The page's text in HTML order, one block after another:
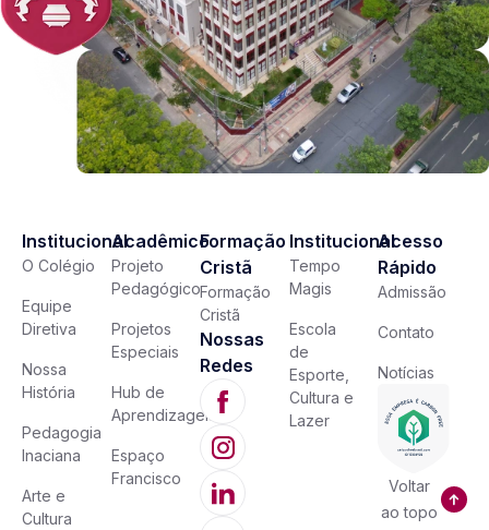
Institucional
O Colégio
Equipe
Diretiva
Nossa
História
Pedagogia
Inaciana
Arte e
Cultura
Acadêmico
Projeto
Pedagógico
Projetos
Especiais
Hub de
Aprendizagem
Espaço
Francisco
Formação
Cristã
Formação
Cristã
Nossas
Redes
Institucional
Tempo
Magis
Escola
de
Esporte,
Cultura e
Lazer
Acesso
Rápido
Admissão
Contato
Notícias
Voltar
ao topo